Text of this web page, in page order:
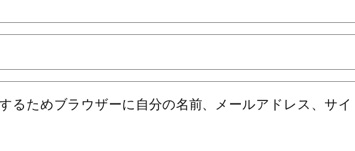
るためブラウザーに自分の名前、メールアドレス、サイ